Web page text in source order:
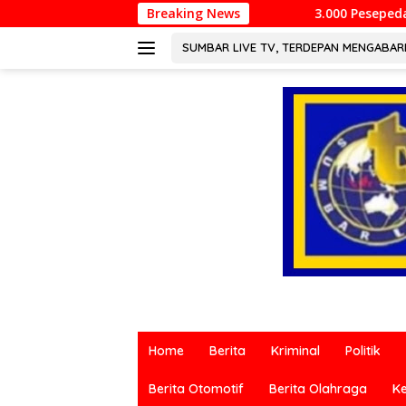
ke
Breaking News
3.000 Pesepeda Meriahkan Gowes HJK
SUMBAR LIVE TV, TERDEPAN
terkini
berbagai
Home Berita Kriminal Politik
Berita Otomotif Berita Olahraga